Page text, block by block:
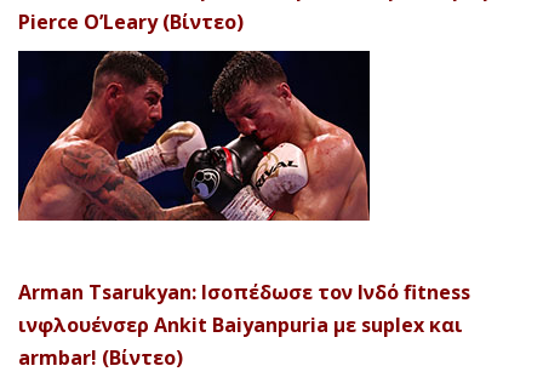
Pierce O’Leary (Βίντεο)
Arman Tsarukyan: Ισοπέδωσε τον Ινδό fitness
ινφλουένσερ Ankit Baiyanpuria με suplex και
armbar! (Βίντεο)